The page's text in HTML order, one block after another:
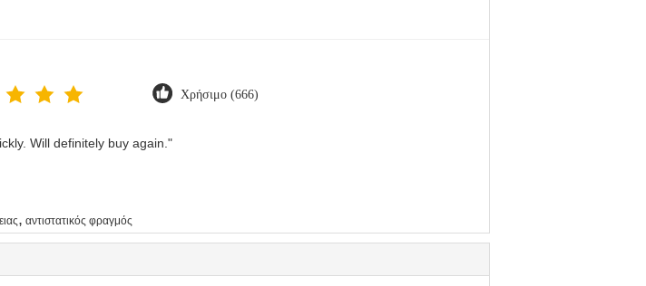
Χρήσιμο (666)
Will definitely buy again."
, αντιστατικός φραγμός